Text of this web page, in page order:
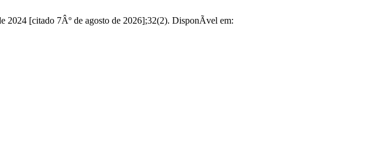
2024 [citado 7Âº de agosto de 2026];32(2). DisponÃ­vel em: